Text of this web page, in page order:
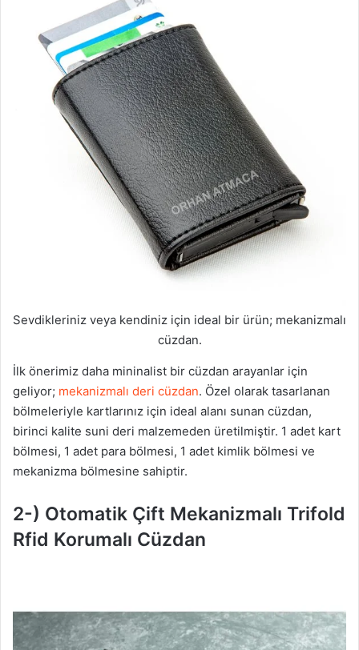
Sevdikleriniz veya kendiniz için ideal bir ürün; mekanizmalı
cüzdan.
İlk önerimiz daha mininalist bir cüzdan arayanlar için
geliyor; mekanizmalı deri cüzdan. Özel olarak tasarlanan
bölmeleriyle kartlarınız için ideal alanı sunan cüzdan,
birinci kalite suni deri malzemeden üretilmiştir. 1 adet kart
bölmesi, 1 adet para bölmesi, 1 adet kimlik bölmesi ve
mekanizma bölmesine sahiptir.
2-) Otomatik Çift Mekanizmalı Trifold
Rfid Korumalı Cüzdan